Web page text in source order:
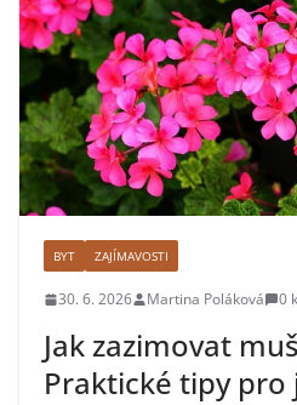
BYT ZAJÍMAVOSTI
30. 6. 2026 Martina Poláková 0
Jak zazimovat
Praktické tipy pro